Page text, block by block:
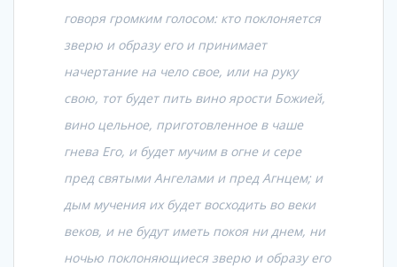
говоря громким голосом: кто поклоняется
зверю и образу его и принимает
начертание на чело свое, или на руку
свою, тот будет пить вино ярости Божией,
вино цельное, приготовленное в чаше
гнева Его, и будет мучим в огне и сере
пред святыми Ангелами и пред Агнцем; и
дым мучения их будет восходить во веки
веков, и не будут иметь покоя ни днем, ни
ночью поклоняющиеся зверю и образу его